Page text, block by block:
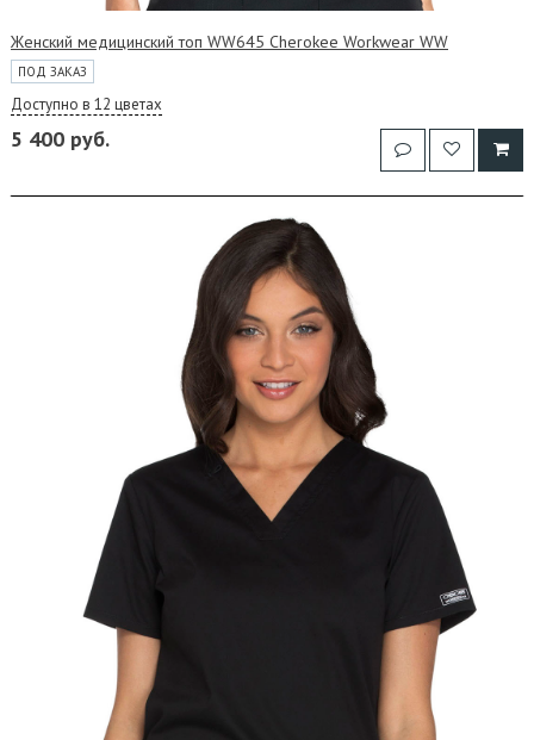
Женский медицинский топ WW645 Cherokee Workwear WW
ПОД ЗАКАЗ
Доступно в 12 цветах
5 400 руб.